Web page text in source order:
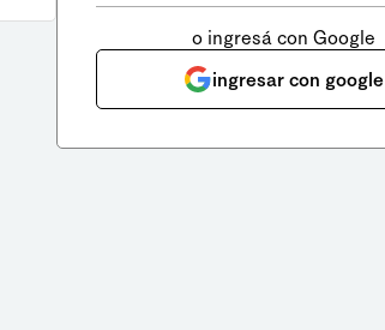
o ingresá con Google
ingresar con google